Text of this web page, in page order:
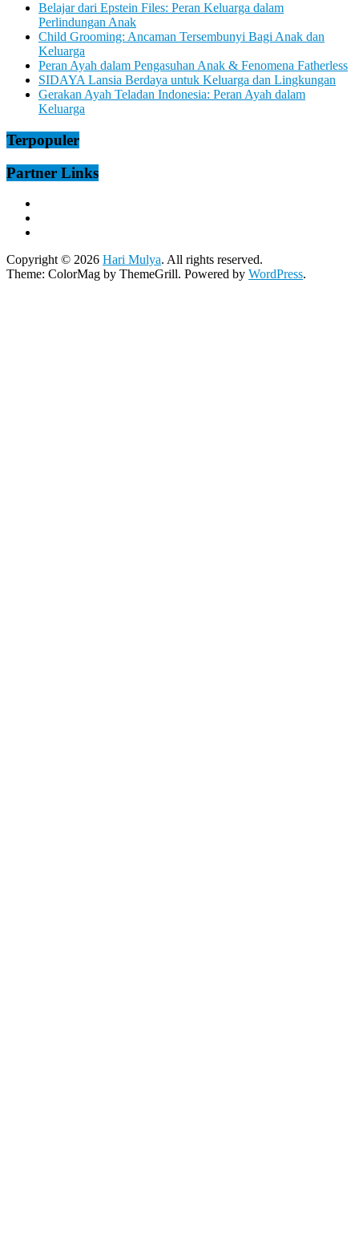
Belajar dari Epstein Files: Peran Keluarga dalam
Perlindungan Anak
Child Grooming: Ancaman Tersembunyi Bagi Anak dan
Keluarga
Peran Ayah dalam Pengasuhan Anak & Fenomena Fatherless
SIDAYA Lansia Berdaya untuk Keluarga dan Lingkungan
Gerakan Ayah Teladan Indonesia: Peran Ayah dalam
Keluarga
Terpopuler
Partner Links
Copyright © 2026 Hari Mulya. All rights reserved.
Theme: ColorMag by ThemeGrill. Powered by WordPress.